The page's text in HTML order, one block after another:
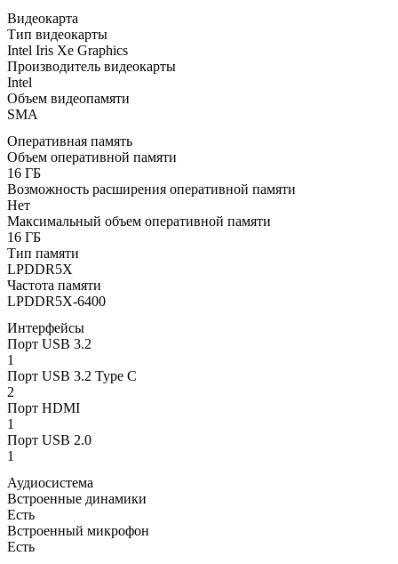
Видеокарта
Тип видеокарты
Intel Iris Xe Graphics
Производитель видеокарты
Intel
Объем видеопамяти
SMA
Оперативная память
Объем оперативной памяти
16 ГБ
Возможность расширения оперативной памяти
Нет
Максимальный объем оперативной памяти
16 ГБ
Тип памяти
LPDDR5X
Частота памяти
LPDDR5X-6400
Интерфейсы
Порт USB 3.2
1
Порт USB 3.2 Type C
2
Порт HDMI
1
Порт USB 2.0
1
Аудиосистема
Встроенные динамики
Есть
Встроенный микрофон
Есть